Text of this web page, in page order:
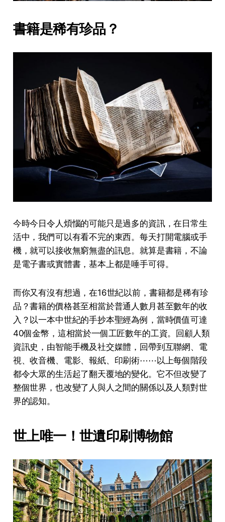
書籍是稀有珍品？
今時今日令人煩惱的可能只是過多的資訊，在日常生
活中，我們可以有看不完的東西。每天打開電腦或手
機，就可以接收無窮無盡的訊息。就算是書籍，不論
是電子書或實體書，基本上都是唾手可得。
而你又有沒有想過，在16世紀以前，書籍都是稀有珍
品？書籍的價格甚至相當於普通人數月甚至數年的收
入？以一本中世紀的手抄本聖經為例，當時價值可達
40個金幣，這相當於一個工匠數年的工資。回顧人類
資訊史，由智能手機及社交媒體，回帶到互聯網、電
視、收音機、電影、報紙、印刷術⋯⋯以上每個階段
都令大眾的生活起了翻天覆地的變化。它不但改變了
整個世界，也改變了人與人之間的關係以及人類對世
界的認知。
世上唯一！世遺印刷博物館